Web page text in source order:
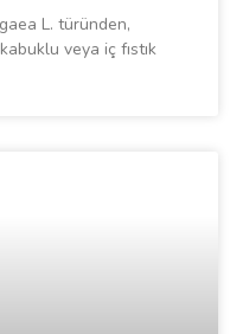
L. türünden,
veya iç fıstık